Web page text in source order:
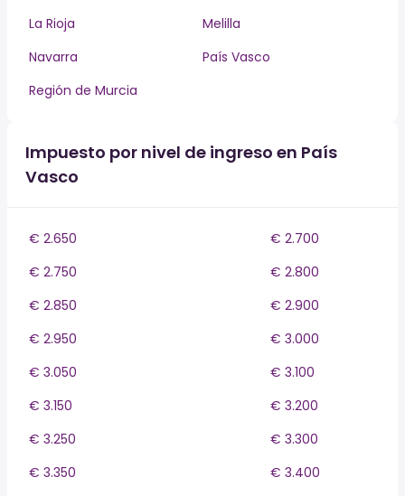
La Rioja
Melilla
Navarra
País Vasco
Región de Murcia
Impuesto por nivel de ingreso en País
Vasco
€ 2.650
€ 2.700
€ 2.750
€ 2.800
€ 2.850
€ 2.900
€ 2.950
€ 3.000
€ 3.050
€ 3.100
€ 3.150
€ 3.200
€ 3.250
€ 3.300
€ 3.350
€ 3.400